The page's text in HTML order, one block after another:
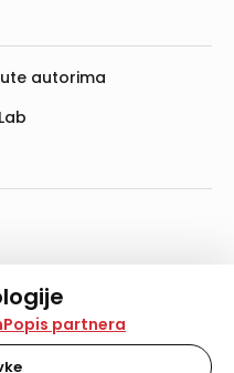
i slične
i obradu informacija na
korisničko iskustvo,
Popis partnera
autorima